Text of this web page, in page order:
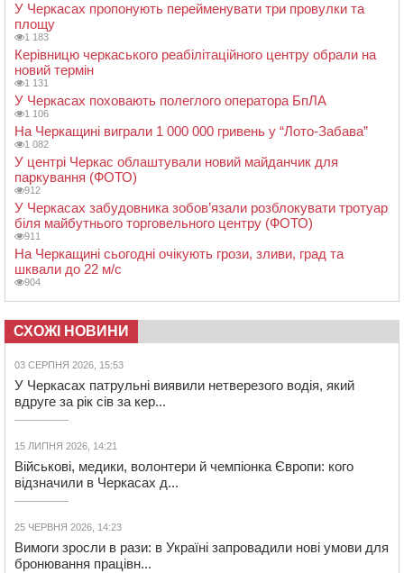
У Черкасах пропонують перейменувати три провулки та
площу
1 183
Керівницю черкаського реабілітаційного центру обрали на
новий термін
1 131
У Черкасах поховають полеглого оператора БпЛА
1 106
На Черкащині виграли 1 000 000 гривень у “Лото-Забава”
1 082
У центрі Черкас облаштували новий майданчик для
паркування (ФОТО)
912
У Черкасах забудовника зобов’язали розблокувати тротуар
біля майбутнього торговельного центру (ФОТО)
911
На Черкащині сьогодні очікують грози, зливи, град та
шквали до 22 м/с
904
СХОЖІ НОВИНИ
03 СЕРПНЯ 2026, 15:53
У Черкасах патрульні виявили нетверезого водія, який
вдруге за рік сів за кер...
15 ЛИПНЯ 2026, 14:21
Військові, медики, волонтери й чемпіонка Європи: кого
відзначили в Черкасах д...
25 ЧЕРВНЯ 2026, 14:23
Вимоги зросли в рази: в Україні запровадили нові умови для
бронювання працівн...